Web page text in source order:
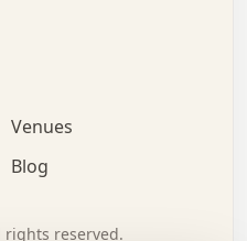
.   .   .   .   .   o
.   .   .   .   .   .
.   .   .   .   +   .
.   .   .   .   .   .
o   .   .   .   .
.   .   .   :   .   x
Venues
Blog
rights reserved.